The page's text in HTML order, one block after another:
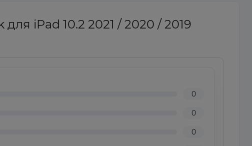
iPad 10.2 2021 / 2020 / 2019
0
0
0